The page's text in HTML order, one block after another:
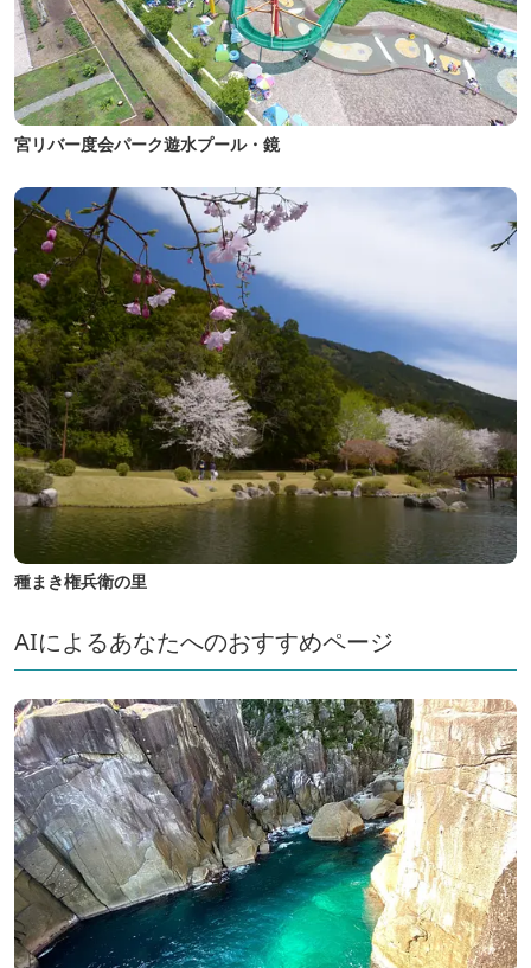
宮リバー度会パーク遊水プール・鏡
種まき権兵衛の里
AIによるあなたへのおすすめページ